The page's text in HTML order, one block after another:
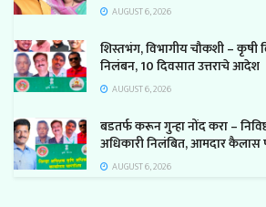
AUGUST 6, 2026
शिस्तभंग, विभागीय चौकशी – कृषी
निलंबन, 10 दिवसात उत्तराचे आदेश
AUGUST 6, 2026
बडतर्फ करून गुन्हा नोंद करा –
अधिकारी निलंबित, आमदार कैलास
AUGUST 6, 2026